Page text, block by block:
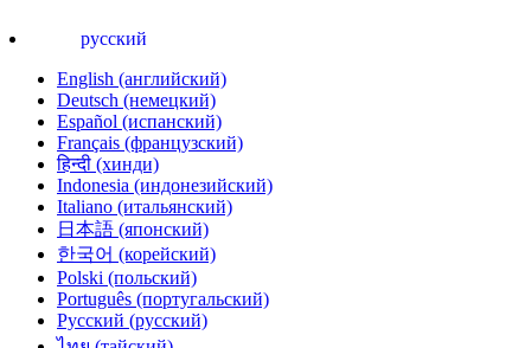
русский
English (английский)
Deutsch (немецкий)
Español (испанский)
Français (французский)
हिन्दी (хинди)
Indonesia (индонезийский)
Italiano (итальянский)
日本語 (японский)
한국어 (корейский)
Polski (польский)
Português (португальский)
Русский (русский)